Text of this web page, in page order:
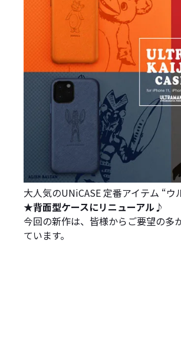
大人気のUNiCASE 定番アイテム “
★背面型ケースにリニューアル♪
今回の新作は、皆様からご要望の多
ています。